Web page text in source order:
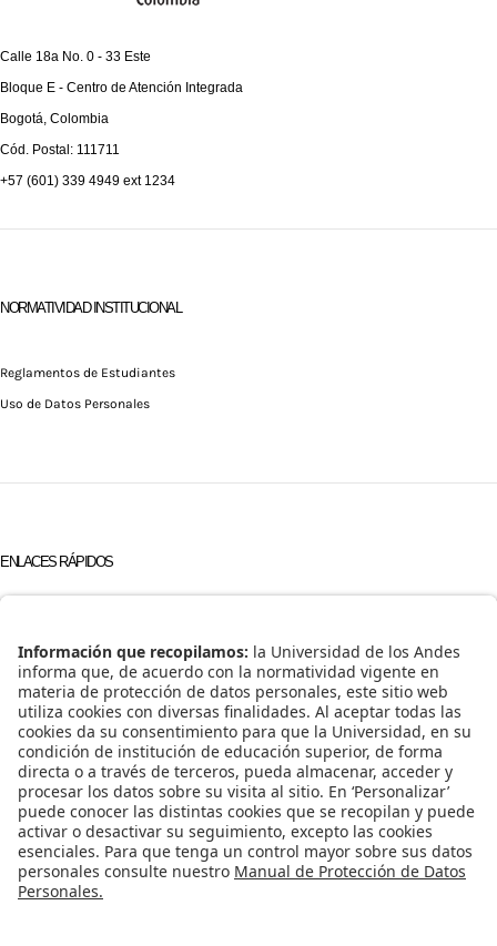
Calle 18a No. 0 - 33 Este
Bloque E - Centro de Atención Integrada
Bogotá, Colombia
Cód. Postal: 111711
+57 (601) 339 4949 ext 1234
NORMATIVIDAD INSTITUCIONAL
Reglamentos de Estudiantes
Uso de Datos Personales
ENLACES RÁPIDOS
Acceso Temporal al Campus (ATC)
Educación Continua
REDES SOCIALES